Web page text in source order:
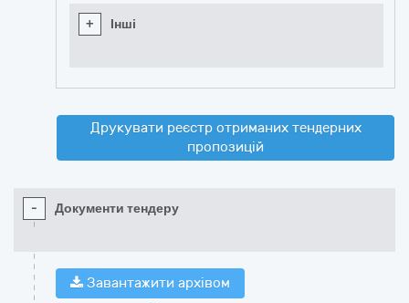
+ Інші
Друкувати реєстр отриманих тендерних
пропозицій
- Документи тендеру
Завантажити архівом